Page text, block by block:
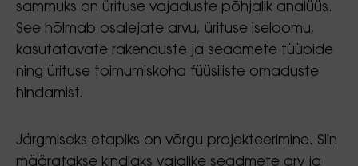
sammuks on ürituse vajaduste põhjalik analüüs.
See hõlmab osalejate arvu, ürituse iseloomu,
kasutatavate rakenduste ja seadmete tüüpide
ning ürituse toimumiskoha füüsiliste omaduste
hindamist.
Järgmiseks etapiks on võrgu projekteerimine. Siin
määratakse kindlaks vajalike seadmete arv ja